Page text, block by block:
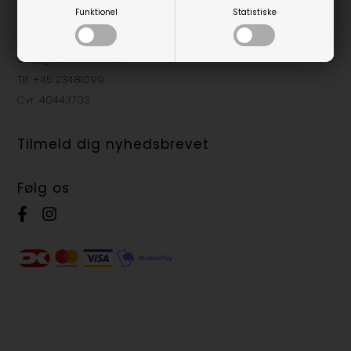
Funktionel Statistiske
Vestergade 10H
8800 Viborg
shop@teenfashion.dk
Tlf. +45 23481099
Cvr. 40443703
Tilmeld dig nyhedsbrevet
Følg os